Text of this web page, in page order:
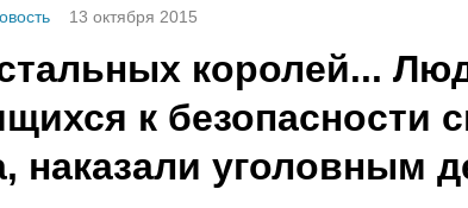
13 октября 2015
королей...
к безопасности
наказали уголовным